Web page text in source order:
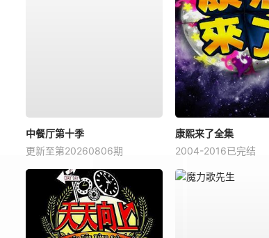
中餐厅第十季
更新至第20260806期
康熙来了全集
2004-2016已完结